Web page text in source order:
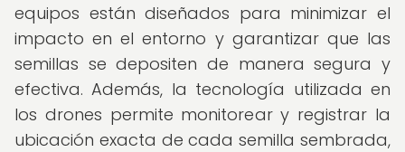
equipos están diseñados para minimizar el
impacto en el entorno y garantizar que las
semillas se depositen de manera segura y
efectiva. Además, la tecnología utilizada en
los drones permite monitorear y registrar la
ubicación exacta de cada semilla sembrada,